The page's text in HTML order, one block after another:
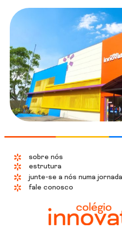
sobre nós
estrutura
junte-se a nós numa
fale conosco